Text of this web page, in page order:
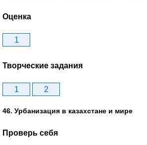
Оценка
1
Творческие задания
1 2
46. Урбанизация в казахстане и мире
Проверь себя